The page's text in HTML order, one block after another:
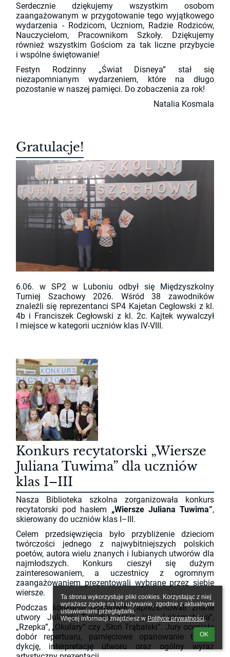
Ta strona wykorzystuje pliki cookies. Korzystając z niej
wyrażasz zgodę na ich używanie, zgodnie z aktualnymi
ustawieniami przeglądarki.
Więcej informacji znajdziesz w Polityce prywatności.
OK
Serdecznie dziękujemy wszystkim osobom
zaangażowanym w przygotowanie tego wyjątkowego
wydarzenia - Rodzicom, Uczniom, Radzie Rodziców,
Nauczycielom, Pracownikom Szkoły. Dziękujemy
również wszystkim Gościom za tak liczne przybycie
i wspólne świętowanie!
Festyn Rodzinny „Świat Disneya” stał się
niezapomnianym wydarzeniem, które na długo
pozostanie w naszej pamięci. Do zobaczenia za rok!
Natalia Kosmala
Gratulacje!
6.06. w SP2 w Luboniu odbył się Międzyszkolny
Turniej Szachowy 2026. Wśród 38 zawodników
znaleźli się reprezentanci SP4 Kajetan Cegłowski z kl.
4b i Franciszek Cegłowski z kl. 2c. Kajtek wywalczył
I miejsce w kategorii uczniów klas IV-VIII.
Konkurs recytatorski „Wiersze
Juliana Tuwima” dla uczniów
klas I–III
Nasza Biblioteka szkolna zorganizowała konkurs
recytatorski pod hasłem „Wiersze Juliana Tuwima”,
skierowany do uczniów klas I–III.
Celem przedsięwzięcia było przybliżenie dzieciom
twórczości jednego z najwybitniejszych polskich
poetów, autora wielu znanych i lubianych utworów dla
najmłodszych. Konkurs cieszył się dużym
zainteresowaniem, a uczestnicy z ogromnym
zaangażowaniem prezentowali wybrane przez siebie
wiersze.
Podczas konkursu uczniowie zaprezentowali znane
utwory Juliana Tuwima, takie jak „Lokomotywa”,
„Rzepka”, „Okulary” czy „Słoń Trąbalski”. Jury oceniało
dobór repertuaru, pamięciowe opanowanie tekstu,
dykcję, interpretację utworu oraz ogólny wyraz